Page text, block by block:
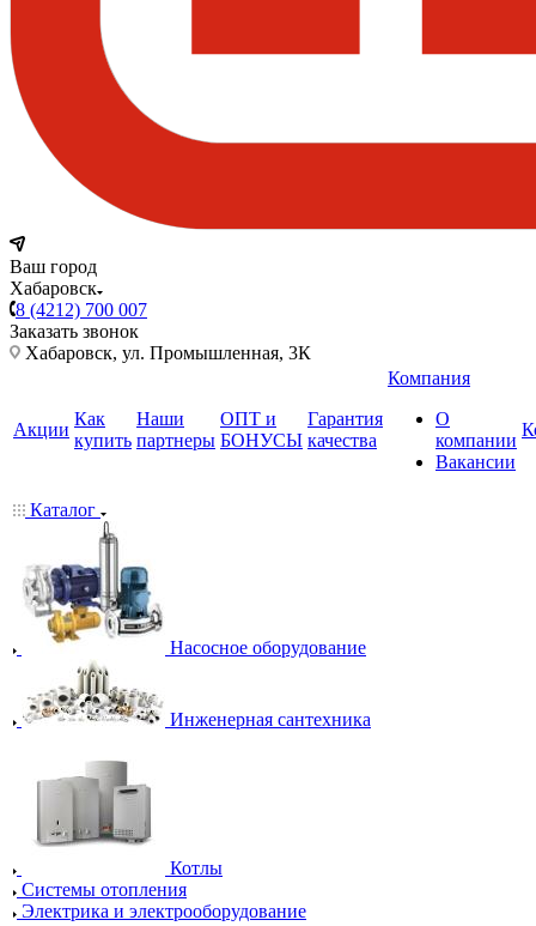
Ваш город
Хабаровск
8 (4212) 700 007
Заказать звонок
Хабаровск, ул. Промышленная, 3К
Акции
Как
купить
Наши
партнеры
ОПТ и
БОНУСЫ
Гарантия
качества
Компания
О
компании
Вакансии
Каталог
Насосное оборудование
Инженерная сантехника
Котлы
Системы отопления
Электрика и электрооборудование